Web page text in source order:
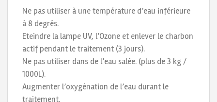
Ne pas utiliser à une température d’eau inférieure
à 8 degrés.
Eteindre la lampe UV, l’Ozone et enlever le charbon
actif pendant le traitement (3 jours).
Ne pas utiliser dans de l’eau salée. (plus de 3 kg /
1000L).
Augmenter l’oxygénation de l’eau durant le
traitement.